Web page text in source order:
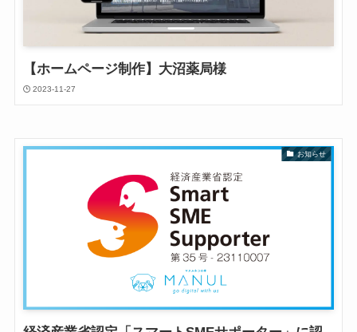
【ホームページ制作】大沼薬局様
2023-11-27
お知らせ